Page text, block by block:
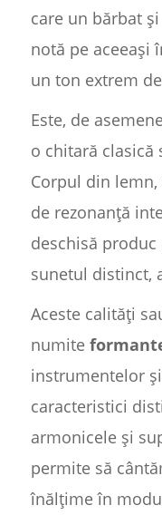
care un bărbat
notă pe aceeași
un ton extrem
Este, de
o chitară clasică
Corpul din
de rezonanță
deschisă
sunetul distinct,
Aceste calități
numite
instrumentelor
caracteristici
armonicele și
permite să
înălțime în